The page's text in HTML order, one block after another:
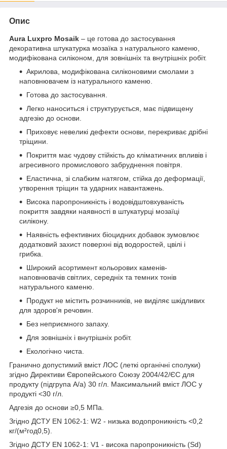
Опис
Aura Luxpro Mosaik – це готова до застосування
декоративна штукатурка мозаїка з натурального каменю,
модифікована силіконом, для зовнішніх та внутрішніх робіт.
Акрилова, модифікована силіконовими смолами з
наповнювачем із натурального каменю.
Готова до застосування.
Легко наноситься і структурується, має підвищену
адгезію до основи.
Приховує невеликі дефекти основи, перекриває дрібні
тріщини.
Покриття має чудову стійкість до кліматичних впливів і
агресивного промислового забруднення повітря.
Еластична, зі слабким натягом, стійка до деформації,
утворення тріщин та ударних навантажень.
Висока паропроникність і водовідштовхуваність
покриття завдяки наявності в штукатурці мозаїці
силікону.
Наявність ефективних біоцидних добавок зумовлює
додатковий захист поверхні від водоростей, цвілі і
грибка.
Широкий асортимент кольорових каменів-
наповнювачів світлих, середніх та темних тонів
натурального каменю.
Продукт не містить розчинників, не виділяє шкідливих
для здоров'я речовин.
Без неприємного запаху.
Для зовнішніх і внутрішніх робіт.
Екологічно чиста.
Гранично допустимий вміст ЛОС (леткі органічні сполуки)
згідно Директиви Європейського Союзу 2004/42/ЄC для
продукту (підгрупа A/а) 30 г/л. Максимальний вміст ЛОС у
продукті <30 г/л.
Адгезія до основи ≥0,5 МПа.
Згідно ДСТУ EN 1062-1: W2 - низька водопроникність <0,2
кг/(м²год0,5).
Згідно ДСТУ EN 1062-1: V1 - висока паропроникність (Sd)